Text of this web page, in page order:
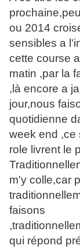
ou 2014
sensibles a
cette course
matin ,par la
,là encore a
jour,nous
quotidienne
week end ,ce
role livrent le
m'y colle,car
faisons
qui répond